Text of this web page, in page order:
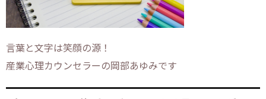
言葉と文字は笑顔の源！
産業心理カウンセラーの岡部あゆみです